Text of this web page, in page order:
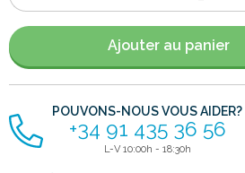
d'items
Ajouter au panier
POUVONS-NOUS VOUS AIDER?
+34 91 435 36 56
L-V 10:00h - 18:30h